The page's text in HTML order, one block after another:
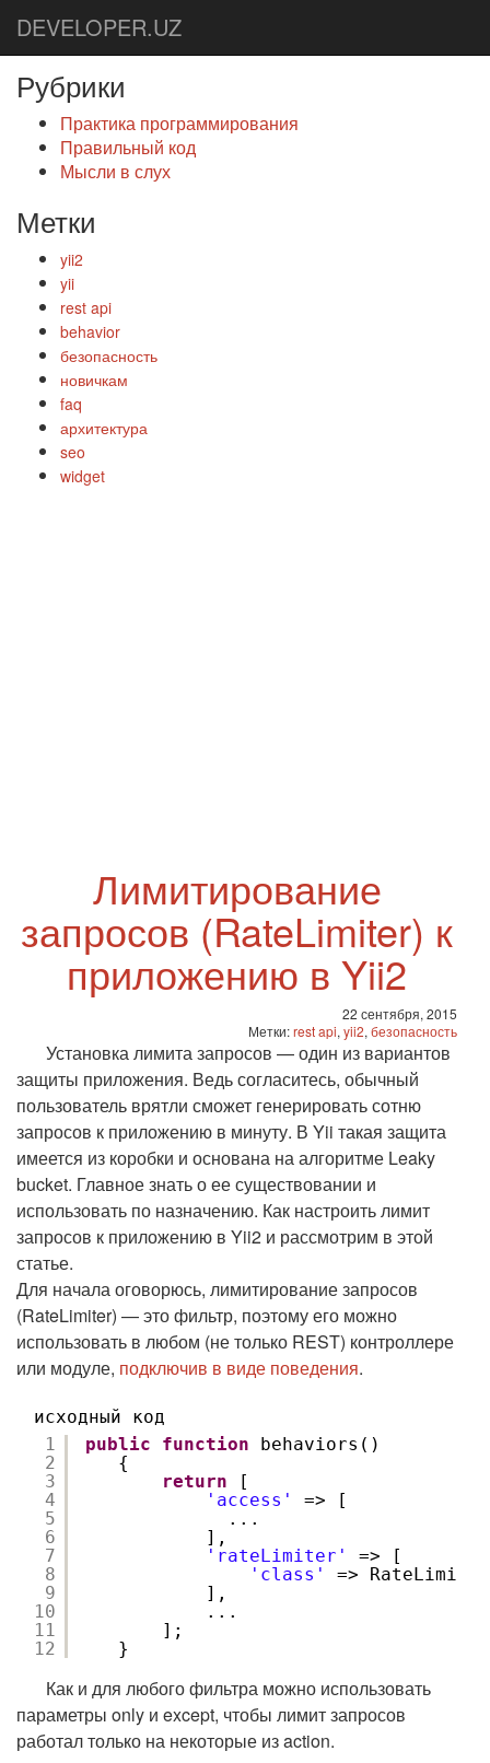
DEVELOPER.UZ
Рубрики
Практика программирования
Правильный код
Мысли в слух
Метки
yii2
yii
rest api
behavior
безопасность
новичкам
faq
архитектура
seo
widget
Лимитирование
запросов (RateLimiter) к
приложению в Yii2
22 сентября, 2015
Метки:rest api, yii2, безопасность
Установка лимита запросов — один из вариантов
защиты приложения. Ведь согласитесь, обычный
пользователь врятли сможет генерировать сотню
запросов к приложению в минуту. В Yii такая защита
имеется из коробки и основана на алгоритме Leaky
bucket. Главное знать о ее существовании и
использовать по назначению. Как настроить лимит
запросов к приложению в Yii2 и рассмотрим в этой
статье.
Для начала оговорюсь, лимитирование запросов
(RateLimiter) — это фильтр, поэтому его можно
использовать в любом (не только REST) контроллере
или модуле, подключив в виде поведения.
исходный код
1
2
3
4
5
6
7
8
9
10
11
12
public function
behaviors()
{
return
[
'access'
=> [
...
],
'rateLimiter'
=> [
'class'
=>
],
...
];
}
Как и для любого фильтра можно использовать
параметры only и except, чтобы лимит запросов
работал только на некоторые из action.